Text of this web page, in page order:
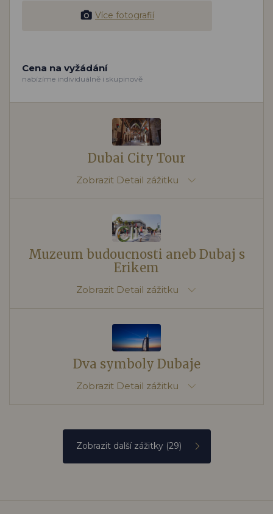
Více fotografií
Cena na vyžádání
nabízíme individuálně i skupinově
Dubai City Tour
Zobrazit Detail zážitku
Muzeum budoucnosti aneb Dubaj s
Erikem
Zobrazit Detail zážitku
Dva symboly Dubaje
Zobrazit Detail zážitku
Zobrazit další zážitky (29)